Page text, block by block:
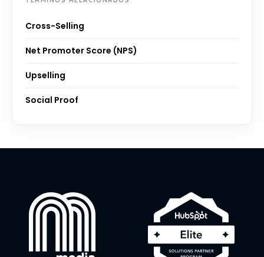
Cross-Selling
Net Promoter Score (NPS)
Upselling
Social Proof